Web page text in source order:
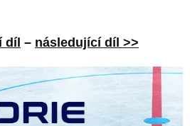
díl – následující díl >>